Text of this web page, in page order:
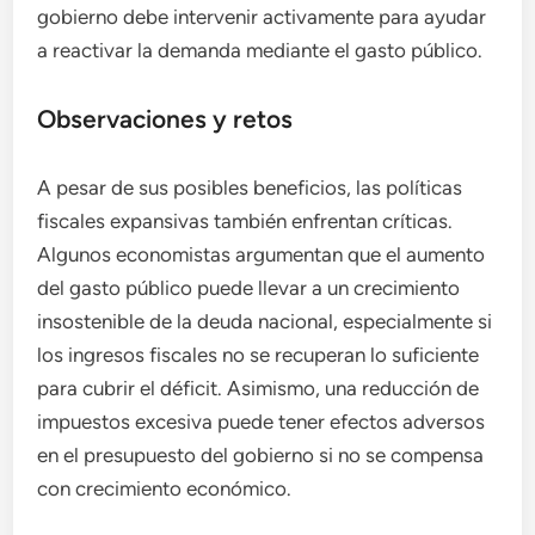
gobierno debe intervenir activamente para ayudar
a reactivar la demanda mediante el gasto público.
Observaciones y retos
A pesar de sus posibles beneficios, las políticas
fiscales expansivas también enfrentan críticas.
Algunos economistas argumentan que el aumento
del gasto público puede llevar a un crecimiento
insostenible de la deuda nacional, especialmente si
los ingresos fiscales no se recuperan lo suficiente
para cubrir el déficit. Asimismo, una reducción de
impuestos excesiva puede tener efectos adversos
en el presupuesto del gobierno si no se compensa
con crecimiento económico.